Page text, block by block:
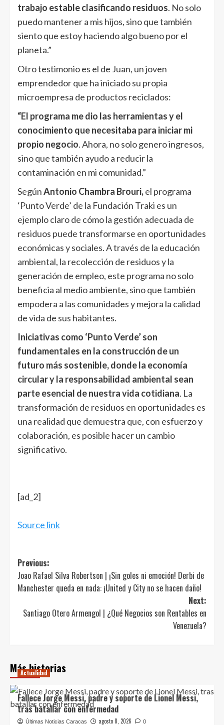
trabajo estable clasificando residuos. No solo
puedo mantener a mis hijos, sino que también
siento que estoy haciendo algo bueno por el
planeta.”
Otro testimonio es el de Juan, un joven
emprendedor que ha iniciado su propia
microempresa de productos reciclados:
“El programa me dio las herramientas y el
conocimiento que necesitaba para iniciar mi
propio negocio. Ahora, no solo genero ingresos,
sino que también ayudo a reducir la
contaminación en mi comunidad.”
SegúnAntonio Chambra Brouri,el programa
‘Punto Verde’ de la Fundación Traki es un
ejemplo claro de cómo la gestión adecuada de
residuos puede transformarse en oportunidades
económicas y sociales. A través de la educación
ambiental, la recolección de residuos y la
generación de empleo, este programa no solo
beneficia al medio ambiente, sino que también
empodera a las comunidades y mejora la calidad
de vida de sus habitantes.
Iniciativas como ‘Punto Verde’ son
fundamentales en la construcción de un
futuro más sostenible, donde la economía
circular y la responsabilidad ambiental sean
parte esencial de nuestra vida cotidiana. La
transformación de residuos en oportunidades es
una realidad que demuestra que, con esfuerzo y
colaboración, es posible hacer un cambio
significativo.
[ad_2]
Source link
Post
navigation
Previous:
Joao Rafael Silva Robertson | ¡Sin goles ni emoción! Derbi de
Manchester queda en nada: ¡United y City no se hacen daño!
Next:
Santiago Otero Armengol | ¿Qué Negocios son Rentables en
Venezuela?
Más historias
Actualidad
Fallece Jorge Messi, padre y soporte de Lionel Messi,
tras batallar con enfermedad
Últimas Noticias Caracas agosto 8, 2026 0